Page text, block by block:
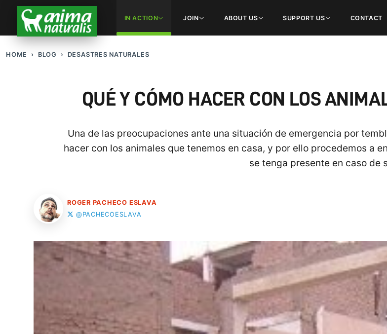
IN ACTION JOIN ABOUT US SUPPORT US CONTACT
HOME BLOG DESASTRES NATURALES
QUÉ Y CÓMO HACER CON LOS
Una de las preocupaciones ante una situación de emergencia por
hacer con los animales que tenemos en casa, y por ello procedemos a
se tenga presente en caso de
ROGER PACHECO ESLAVA
@PACHECOESLAVA